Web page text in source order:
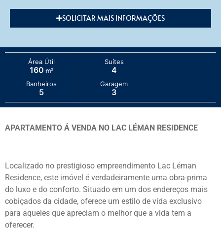
SOLICITAR MAIS INFORMAÇÕES
Área Útil
160 m²
Suítes
4
Banheiros
5
Garagem
3
APARTAMENTO Á VENDA NO LAC LÉMAN RESIDENCE
Localizado no prestigioso empreendimento Lac Léman
Residence, este imóvel é verdadeiramente uma obra-prima
do luxo e do conforto. Situado em um dos endereços mais
cobiçados da cidade, oferece um estilo de vida exclusivo
para aqueles que apreciam o melhor que a vida tem a
oferecer.